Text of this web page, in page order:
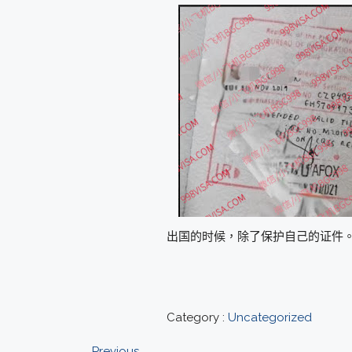
出国的时候，除了保护自己的证件
Category : Uncategorized